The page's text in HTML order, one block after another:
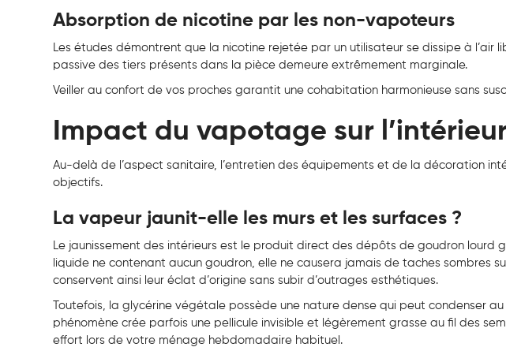
Absorption de nicotine par les non-vapoteurs
Les études démontrent que la nicotine rejetée par un utilisateur se dissipe à l’air
passive des tiers présents dans la pièce demeure extrêmement marginale.
Veiller au confort de vos proches garantit une cohabitation harmonieuse sans
Impact du vapotage sur
Au-delà de l’aspect sanitaire, l’entretien des équipements et de la décoration
objectifs.
La vapeur jaunit-elle les murs et les surfaces ?
Le jaunissement des intérieurs est le produit direct des dépôts de goudron
liquide ne contenant aucun goudron, elle ne causera jamais de taches sombres
conservent ainsi leur éclat d’origine sans subir d’outrages esthétiques.
Toutefois, la glycérine végétale possède une nature dense qui peut condenser
phénomène crée parfois une pellicule invisible et légèrement grasse au fil des
effort lors de votre ménage hebdomadaire habituel.